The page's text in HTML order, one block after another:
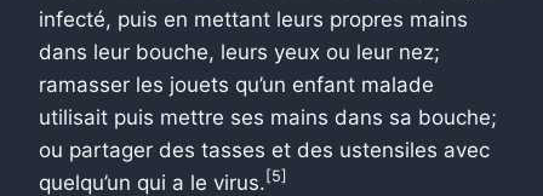
infecté, puis en mettant leurs propres mains
dans leur bouche, leurs yeux ou leur nez;
ramasser les jouets qu’un enfant malade
utilisait puis mettre ses mains dans sa bouche;
ou partager des tasses et des ustensiles avec
quelqu’un qui a le virus. [5]